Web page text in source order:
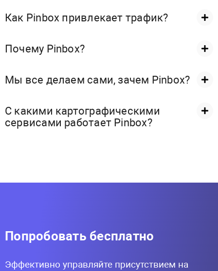
Как Pinbox привлекает трафик?
Почему Pinbox?
Мы все делаем сами, зачем Pinbox?
С какими картографическими
сервисами работает Pinbox?
Попробовать бесплатно
Эффективно управляйте присутствием на